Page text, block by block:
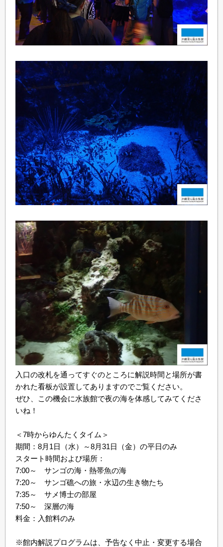
入口の改札を通ってすぐのところに解説時間と場所が書
かれた看板が設置してありますのでご覧ください。
ぜひ、この機会に水族館で夜の海を体感してみてくださ
いね！
＜7時からゆんたくタイム＞
期間：8月1日（水）～8月31日（金）の平日のみ
スタート時間および場所：
7:00～ サンゴの海・熱帯魚の海
7:20～ サンゴ礁への旅・水辺の生き物たち
7:35～ サメ博士の部屋
7:50～ 深層の海
料金：入館料のみ
※館内解説プログラムは、予告なく中止・変更する場合